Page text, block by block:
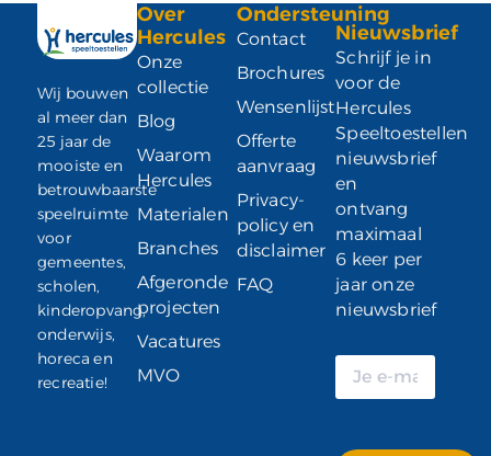
Wij bouwen
al meer dan
25 jaar de
mooiste en
betrouwbaarste
speelruimte
voor
gemeentes,
scholen,
kinderopvang,
onderwijs,
horeca en
recreatie!
Over
Hercules
Onze
collectie
Blog
Waarom
Hercules
Materialen
Branches
Afgeronde
projecten
Vacatures
MVO
Ondersteuning
Contact
Brochures
Wensenlijst
Offerte
aanvraag
Privacy-
policy en
disclaimer
FAQ
Nieuwsbrief
Schrijf je in
voor de
Hercules
Speeltoestellen
nieuwsbrief
en
ontvang
maximaal
6 keer per
jaar onze
nieuwsbrief